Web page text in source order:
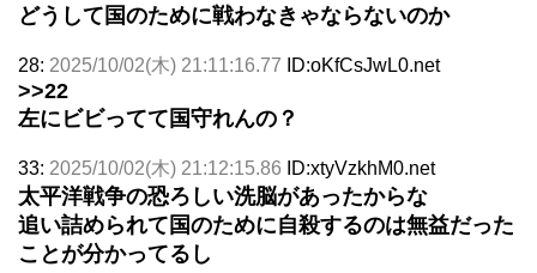
どうして国のために戦わなきゃならないのか
28: 2025/10/02(木) 21:11:16.77 ID:oKfCsJwL0.net
>>22
左にビビってて国守れんの？
33: 2025/10/02(木) 21:12:15.86 ID:xtyVzkhM0.net
太平洋戦争の恐ろしい洗脳があったからな
追い詰められて国のために自殺するのは無益だった
ことが分かってるし